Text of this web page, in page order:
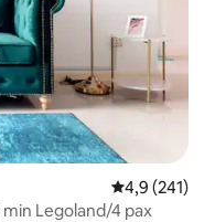
4,9 de uma
4,9 (241)
Legoland/4 pax